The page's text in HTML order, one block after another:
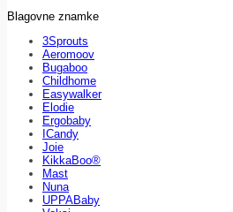
Blagovne znamke
3Sprouts
Aeromoov
Bugaboo
Childhome
Easywalker
Elodie
Ergobaby
ICandy
Joie
KikkaBoo®
Mast
Nuna
UPPABaby